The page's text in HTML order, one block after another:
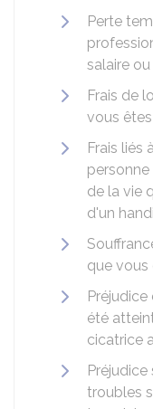
Perte
salaire
Frais de
vous
Frais liés
de la vie
d'un
que vous
été
cicatrice
troubles